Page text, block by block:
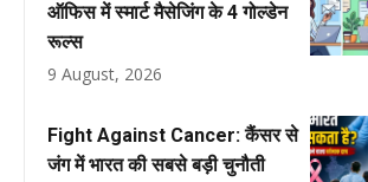
ऑफिस में स्मार्ट मैसेजिंग के 4 गोल्डेन
रूल्स
9 August, 2026
Fight Against Cancer: कैंसर से
जंग में भारत की सबसे बड़ी चुनौती